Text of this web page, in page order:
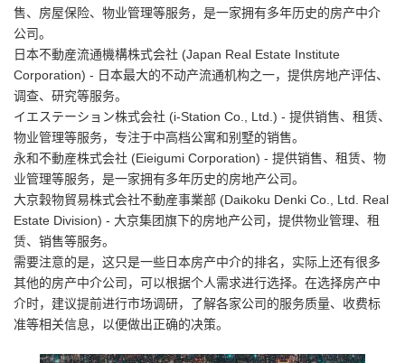
售、房屋保险、物业管理等服务，是一家拥有多年历史的房产中介
公司。
日本不動産流通機構株式会社 (Japan Real Estate Institute
Corporation) - 日本最大的不动产流通机构之一，提供房地产评估、
调查、研究等服务。
イエステーション株式会社 (i-Station Co., Ltd.) - 提供销售、租赁、
物业管理等服务，专注于中高档公寓和别墅的销售。
永和不動産株式会社 (Eieigumi Corporation) - 提供销售、租赁、物
业管理等服务，是一家拥有多年历史的房地产公司。
大京穀物貿易株式会社不動産事業部 (Daikoku Denki Co., Ltd. Real
Estate Division) - 大京集团旗下的房地产公司，提供物业管理、租
赁、销售等服务。
需要注意的是，这只是一些日本房产中介的排名，实际上还有很多
其他的房产中介公司，可以根据个人需求进行选择。在选择房产中
介时，建议提前进行市场调研，了解各家公司的服务质量、收费标
准等相关信息，以便做出正确的决策。